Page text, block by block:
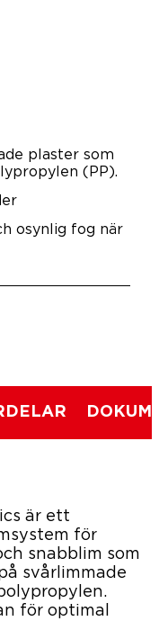
plaster som
(PP).
osynlig fog när
är ett
för
snabblim som
svårlimmade
för optimal